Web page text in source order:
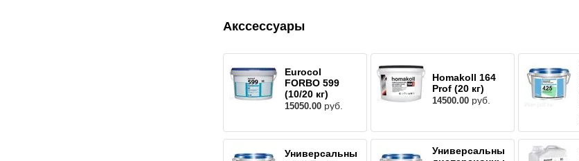
Акссессуары
Eurocol
FORBO 599
(10/20 кг)
15050.00 руб.
Homakoll 164
Prof (20 кг)
14500.00 руб.
Универсальный
Универсальный